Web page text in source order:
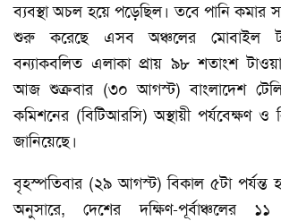
ব্যবস্থা অচল হয়ে পড়েছিল। তবে পানি কমার
শুরু করেছে এসব অঞ্চলের মোবাইল
বন্যাকবলিত এলাকা প্রায় ৯৮ শতাংশ
আজ শুক্রবার (৩০ আগস্ট) বাংলাদেশ
কমিশনের (বিটিআরসি) অস্থায়ী পর্যবেক্ষণ ও
জানিয়েছে।
বৃহস্পতিবার (২৯ আগস্ট) বিকাল ৫টা পর্যন্ত
অনুসারে, দেশের দক্ষিণ-পূর্বাঞ্চলের